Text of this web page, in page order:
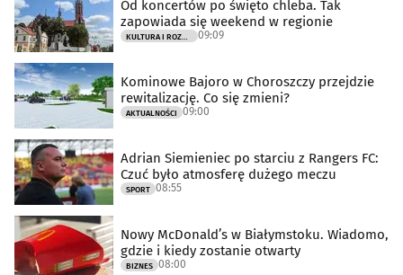
Od koncertów po święto chleba. Tak
zapowiada się weekend w regionie
09:09
Kominowe Bajoro w Choroszczy przejdzie
rewitalizację. Co się zmieni?
AKTUALNOŚCI 09:00
Adrian Siemieniec po starciu z Rangers FC:
Czuć było atmosferę dużego meczu
SPORT 08:55
Nowy McDonald’s w Białymstoku. Wiadomo,
gdzie i kiedy zostanie otwarty
BIZNES 08:00